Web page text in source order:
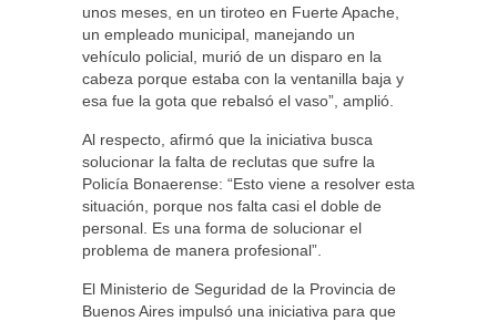
unos meses, en un tiroteo en Fuerte Apache,
un empleado municipal, manejando un
vehículo policial, murió de un disparo en la
cabeza porque estaba con la ventanilla baja y
esa fue la gota que rebalsó el vaso”, amplió.
Al respecto, afirmó que la iniciativa busca
solucionar la falta de reclutas que sufre la
Policía Bonaerense: “Esto viene a resolver esta
situación, porque nos falta casi el doble de
personal. Es una forma de solucionar el
problema de manera profesional”.
El Ministerio de Seguridad de la Provincia de
Buenos Aires impulsó una iniciativa para que